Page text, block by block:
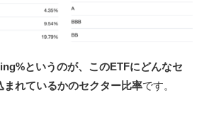
というのが、このETFにどんなセ
まれているかのセクター比率です。